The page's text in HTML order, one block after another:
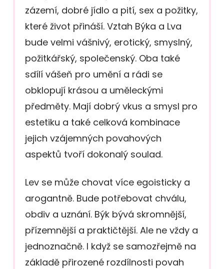
zázemí, dobré jídlo a pití, sex a požitky,
které život přináší. Vztah Býka a Lva
bude velmi vášnivý, erotický, smyslný,
požitkářský, společenský. Oba také
sdílí vášeň pro umění a rádi se
obklopují krásou a uměleckými
předměty. Mají dobrý vkus a smysl pro
estetiku a také celková kombinace
jejich vzájemných povahových
aspektů tvoří dokonalý soulad.
Lev se může chovat více egoisticky a
arogantně. Bude potřebovat chválu,
obdiv a uznání. Býk bývá skromnější,
přízemnější a praktičtější. Ale ne vždy a
jednoznačně. I když se samozřejmě na
základě přirozené rozdílnosti povah